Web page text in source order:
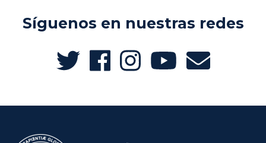
Síguenos en nuestras redes